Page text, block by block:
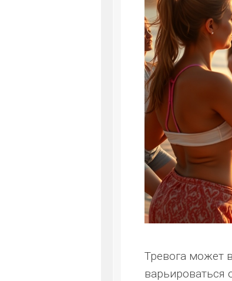
Тревога может
варьироваться